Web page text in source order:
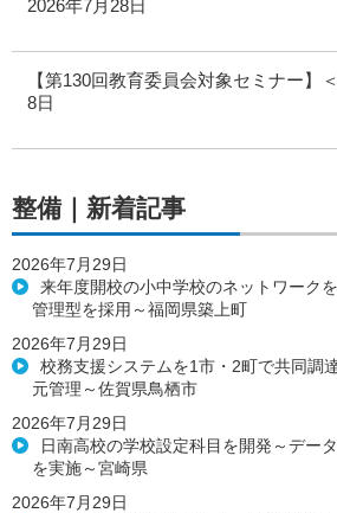
2026年7月28日
【第130回教育委員会対象セミナー】
8日
整備｜新着記事
2026年7月29日
来年度開校の小中学校のネットワーク
管理型を採用～福岡県築上町
2026年7月29日
校務支援システムを1市・2町で共同調
元管理～佐賀県鳥栖市
2026年7月29日
日南高校の学校設定科目を開発～デー
を実施～宮崎県
2026年7月29日